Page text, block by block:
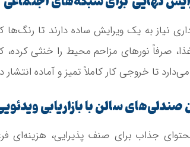
نیاز به یک ویرایش ساده دارند تا رنگ‌ها
صرفاً نورهای مزاحم محیط را خنثی
تا خروجی کار کاملاً تمیز و آماده انتشار
صندلی‌های سالن با بازاریابی
جذاب برای صنف پذیرایی،